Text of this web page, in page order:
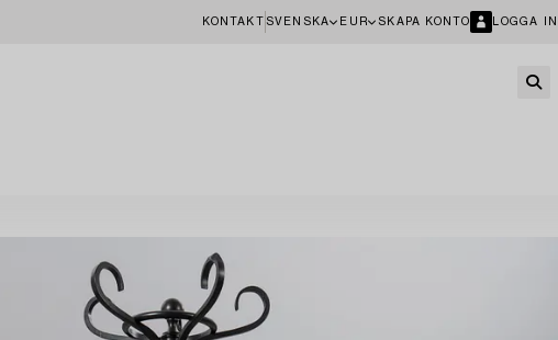
KONTAKT SVENSKA EUR SKAPA KONTO LOGGA IN